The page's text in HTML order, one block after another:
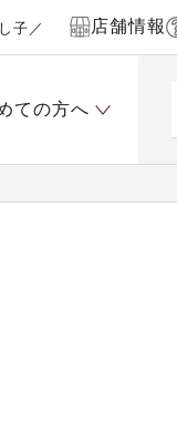
子／ 店舗情報
ての方へ